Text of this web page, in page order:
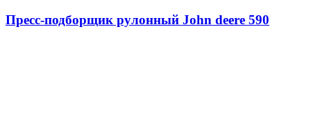
Пресс-подборщик рулонный John deere 590